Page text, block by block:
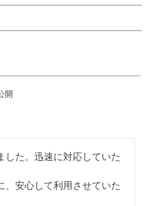
開
した。迅速に対応していた
、安心して利用させていた